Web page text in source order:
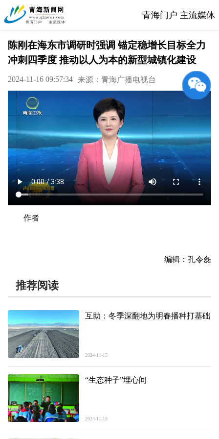
青海门户 主流媒体
陈刚在海东市调研时强调 锚定稳增长目标全力
冲刺四季度 推动以人为本的新型城镇化建设
2024-11-16 09:57:34 来源：青海广播电视台
作者
编辑：孔令磊
推荐阅读
互助：冬季深翻地为明春播种打基础
2024-11-15
“生态种子”埋心间
2024-11-15